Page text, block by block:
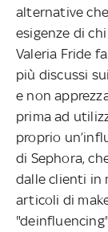
alternative
esigenze di
Valeria Fride
più discussi
e non
prima ad
proprio
di Sephora,
dalle clienti in
articoli di